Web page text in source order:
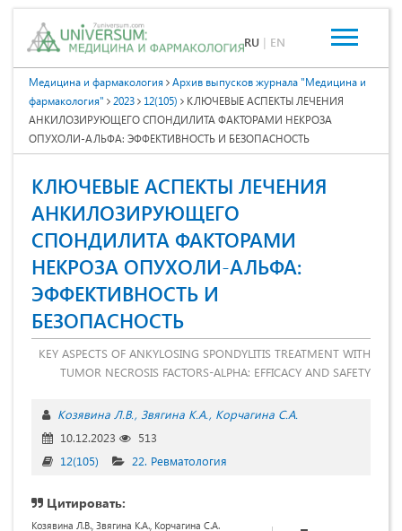
RU | EN
Медицина и фармакология
Архив выпусков журнала "Медицина и
фармакология"
2023 12(105)
КЛЮЧЕВЫЕ АСПЕКТЫ ЛЕЧЕНИЯ
АНКИЛОЗИРУЮЩЕГО СПОНДИЛИТА ФАКТОРАМИ НЕКРОЗА
ОПУХОЛИ-АЛЬФА: ЭФФЕКТИВНОСТЬ И БЕЗОПАСНОСТЬ
КЛЮЧЕВЫЕ АСПЕКТЫ ЛЕЧЕНИЯ
АНКИЛОЗИРУЮЩЕГО
СПОНДИЛИТА ФАКТОРАМИ
НЕКРОЗА ОПУХОЛИ-АЛЬФА:
ЭФФЕКТИВНОСТЬ И
БЕЗОПАСНОСТЬ
KEY ASPECTS OF ANKYLOSING SPONDYLITIS TREATMENT WITH
TUMOR NECROSIS FACTORS-ALPHA: EFFICACY AND SAFETY
Козявина Л.В. Звягина К.А. Корчагина С.А.
10.12.2023
513
12(105)
22. Ревматология
Цитировать:
Козявина Л.В., Звягина К.А., Корчагина С.А.